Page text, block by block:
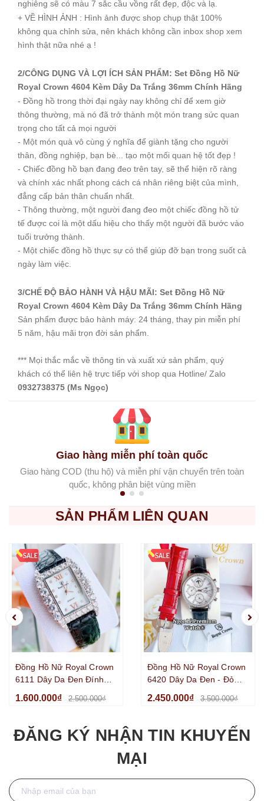
nghiêng sẽ có màu 7 sắc cầu vồng rất đẹp, độc và lạ.
+ VỀ HÌNH ẢNH : Hình ảnh được shop chụp thật 100%
không qua chỉnh sửa, nên khách không cần inbox shop xem
hình thật nữa nhé ạ !
2/CÔNG DỤNG VÀ LỢI ÍCH SẢN PHẨM: Set Đồng Hồ Nữ
Royal Crown 4604 Kèm Dây Da Trắng 36mm Chính Hãng
- Đồng hồ trong thời đại ngày nay không chỉ để xem giờ
thông thường, mà nó đã trở thành một món trang sức quan
trọng cho tất cả mọi người
- Một món quà vô cùng ý nghĩa để giành tặng cho người
thân, đồng nghiệp, bạn bè... tạo một mối quan hệ tốt đẹp !
- Chiếc đồng hồ bạn đang đeo trên tay, sẽ thể hiện rõ ràng
và chính xác nhất phong cách cá nhân riêng biệt của mình,
đẳng cấp bản thân chuẩn nhất.
- Thông thường, một người đang đeo một chiếc đồng hồ tử
tế được coi là một dấu hiệu cho thấy một người đã bước vào
tuổi trưởng thành.
- Một chiếc đồng hồ thực sự có thể giúp đỡ bạn trong suốt cả
ngày làm việc.
3/CHẾ ĐỘ BẢO HÀNH VÀ HẬU MÃI: Set Đồng Hồ Nữ
Royal Crown 4604 Kèm Dây Da Trắng 36mm Chính Hãng
Sản phẩm được bảo hành máy: 24 tháng, thay pin miễn phí
5 năm, hậu mãi trọn đời sản phẩm.
*** Mọi thắc mắc về thông tin và xuất xứ sản phẩm, quý
khách có thể liên hệ trực tiếp với shop qua Hotline/ Zalo
0932738375 (Ms Ngọc)
Giao hàng miễn phí toàn quốc
Giao hàng COD (thu hộ) và miễn phí vận chuyển trên toàn
quốc, không phân biệt vùng miền
SẢN PHẨM LIÊN QUAN
Đồng Hồ Nữ Royal Crown
6111 Dây Da Đen Đính
1.600.000₫ 2.500.000₫
Đồng Hồ Nữ Royal Crown
6420 Dây Da Đen - Đỏ
35mm
2.450.000₫ 3.500.000₫
ĐĂNG KÝ NHẬN TIN KHUYẾN
MẠI